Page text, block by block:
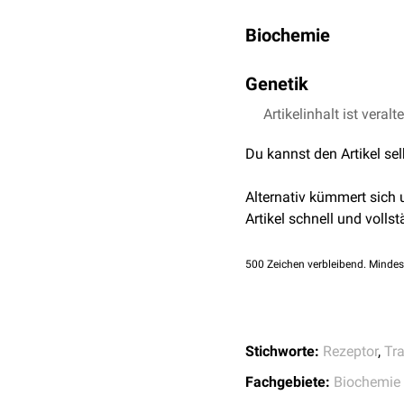
Biochemie
Liganden an eine der
bilden sie dabei einen
einer Domäne für
Unterdomänen)
einer
Durch die Dimerisierung
Genetik
Die Gene IFNAR1 und
Artikelinhalt ist
Du kannst den Artikel
Alternativ kümmert sich
Artikel schnell und
500 Zeichen verbleibend.
Stichworte: Rezeptor,
Fachgebiete: Biochemie